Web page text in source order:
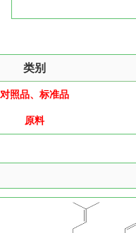
类别
对照品、标准品
原料